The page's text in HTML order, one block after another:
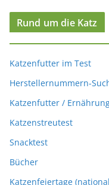
Rund um die Katz
Katzenfutter im Test
Herstellernummern-
Katzenfutter /
Katzenstreutest
Snacktest
Bücher
Katzenfeiertage